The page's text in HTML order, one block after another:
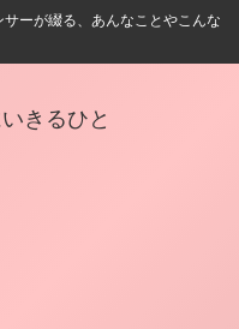
ーが綴る、あんなことやこんな
きるひと